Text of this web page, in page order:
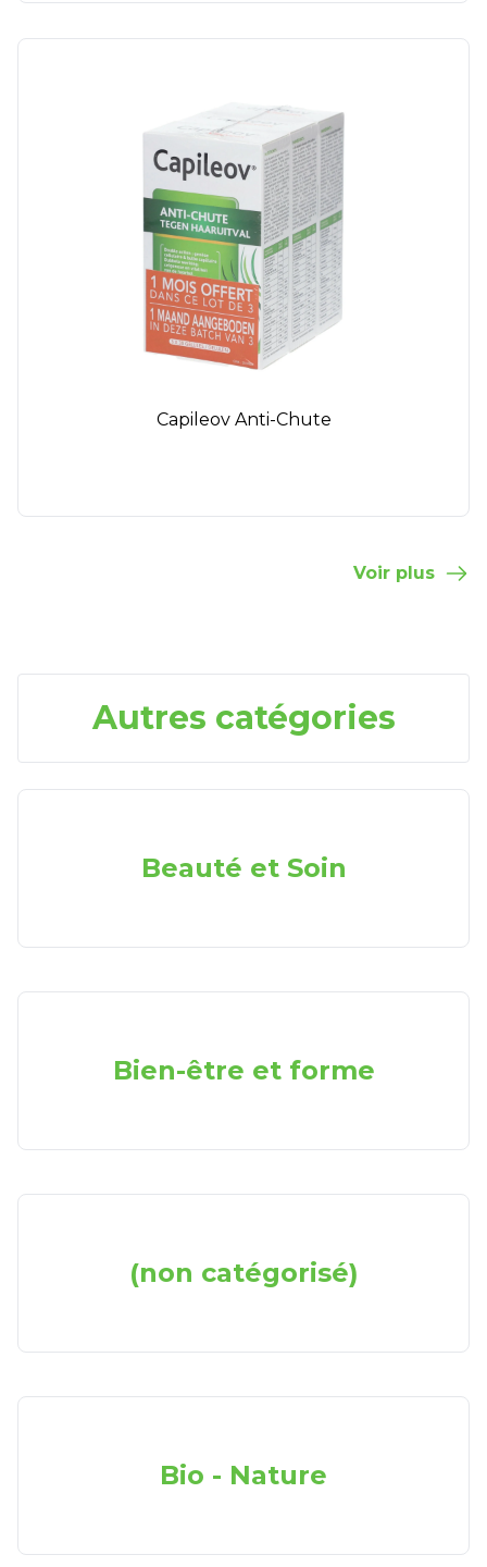
Capileov Anti-Chute
Voir plus
Autres catégories
Beauté et Soin
Bien-être et forme
(non catégorisé)
Bio - Nature